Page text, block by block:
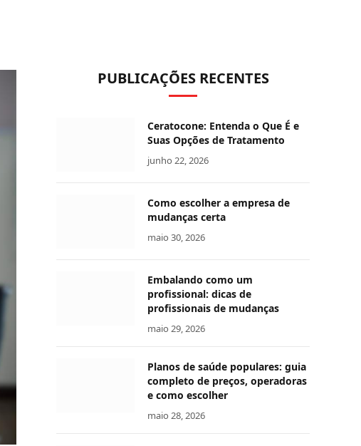
PUBLICAÇÕES RECENTES
Ceratocone: Entenda o Que É e
Suas Opções de Tratamento
junho 22, 2026
Como escolher a empresa de
mudanças certa
maio 30, 2026
Embalando como um
profissional: dicas de
profissionais de mudanças
maio 29, 2026
Planos de saúde populares: guia
completo de preços, operadoras
e como escolher
maio 28, 2026